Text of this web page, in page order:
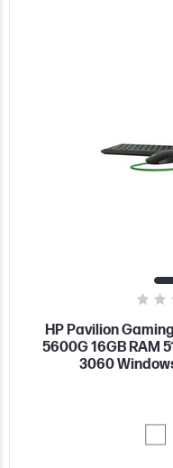
HP Pavilion
5600G 16GB RAM
3060